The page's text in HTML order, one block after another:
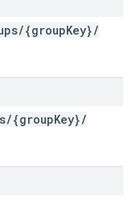
/{groupKey}/
/{groupKey}/